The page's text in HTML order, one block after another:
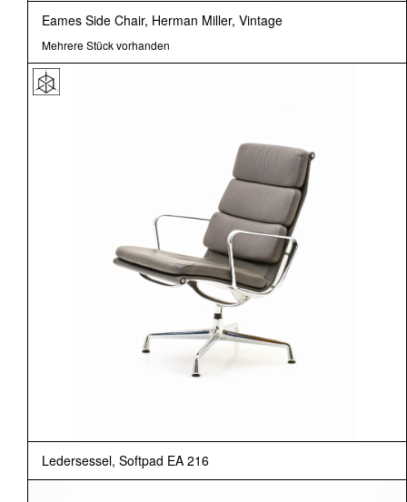
Eames Side Chair, Herman Miller, Vintage
Mehrere Stück vorhanden
Ledersessel, Softpad EA 216